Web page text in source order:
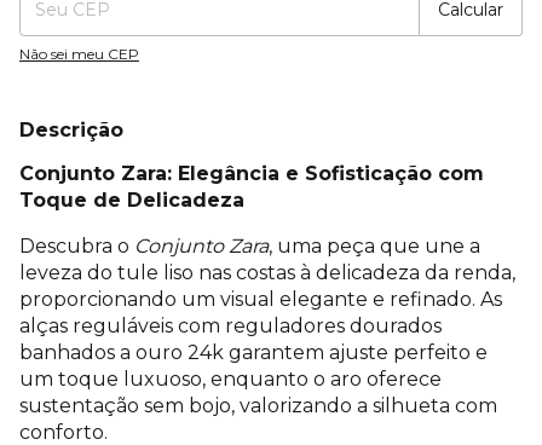
Calcular
Não sei meu CEP
Descrição
Conjunto Zara: Elegância e Sofisticação com
Toque de Delicadeza
Descubra o Conjunto Zara, uma peça que une a
leveza do tule liso nas costas à delicadeza da renda,
proporcionando um visual elegante e refinado. As
alças reguláveis com reguladores dourados
banhados a ouro 24k garantem ajuste perfeito e
um toque luxuoso, enquanto o aro oferece
sustentação sem bojo, valorizando a silhueta com
conforto.